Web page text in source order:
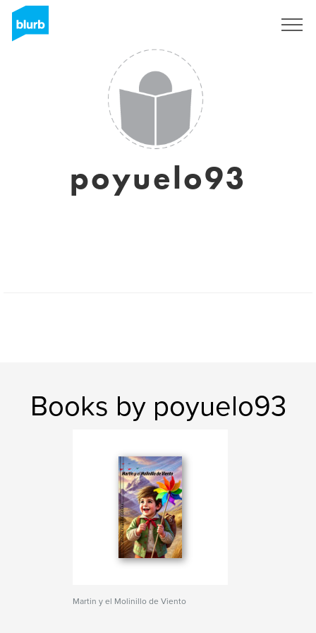
poyuelo93
Books by poyuelo93
Martin y el Molinillo de Viento